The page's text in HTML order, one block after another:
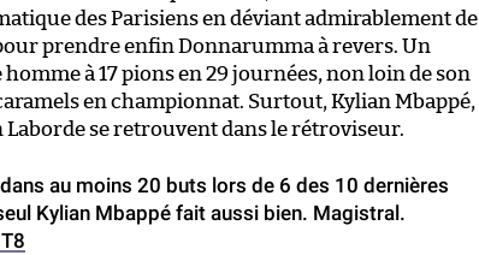
des Parisiens en déviant admirablement de
prendre enfin Donnarumma à revers. Un
à 17 pions en 29 journées, non loin de son
en championnat. Surtout, Kylian Mbappé,
se retrouvent dans le rétroviseur.
au moins 20 buts lors de 6 des 10 dernières
Kylian Mbappé fait aussi bien. Magistral.